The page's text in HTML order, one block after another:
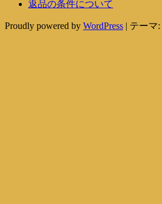
返品の条件について
Proudly powered by WordPress | テーマ: